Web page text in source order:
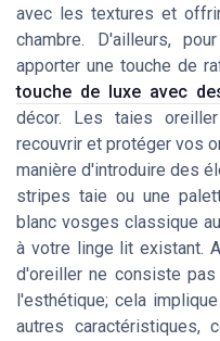
avec les textures et
chambre. D'ailleurs,
apporter une touche de
touche de luxe avec
décor. Les taies
recouvrir et protéger vos
manière d'introduire des
stripes taie ou une
blanc vosges classique
à votre linge lit existant.
d'oreiller ne consiste
l'esthétique; cela
autres caractéristiques,